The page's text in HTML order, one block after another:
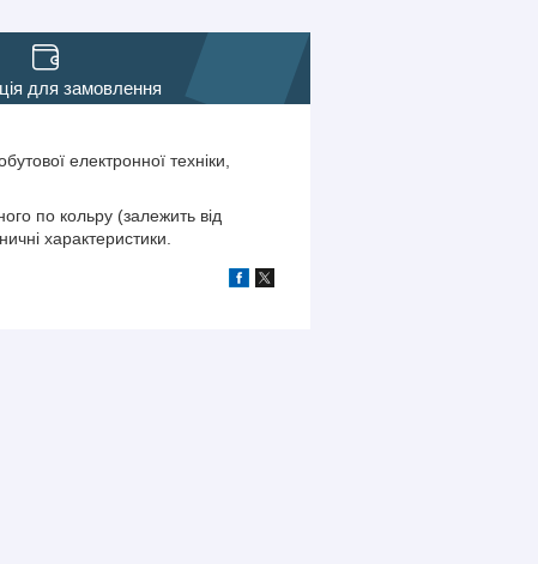
для замовлення
електронної техніки,
по кольру (залежить від
характеристики.